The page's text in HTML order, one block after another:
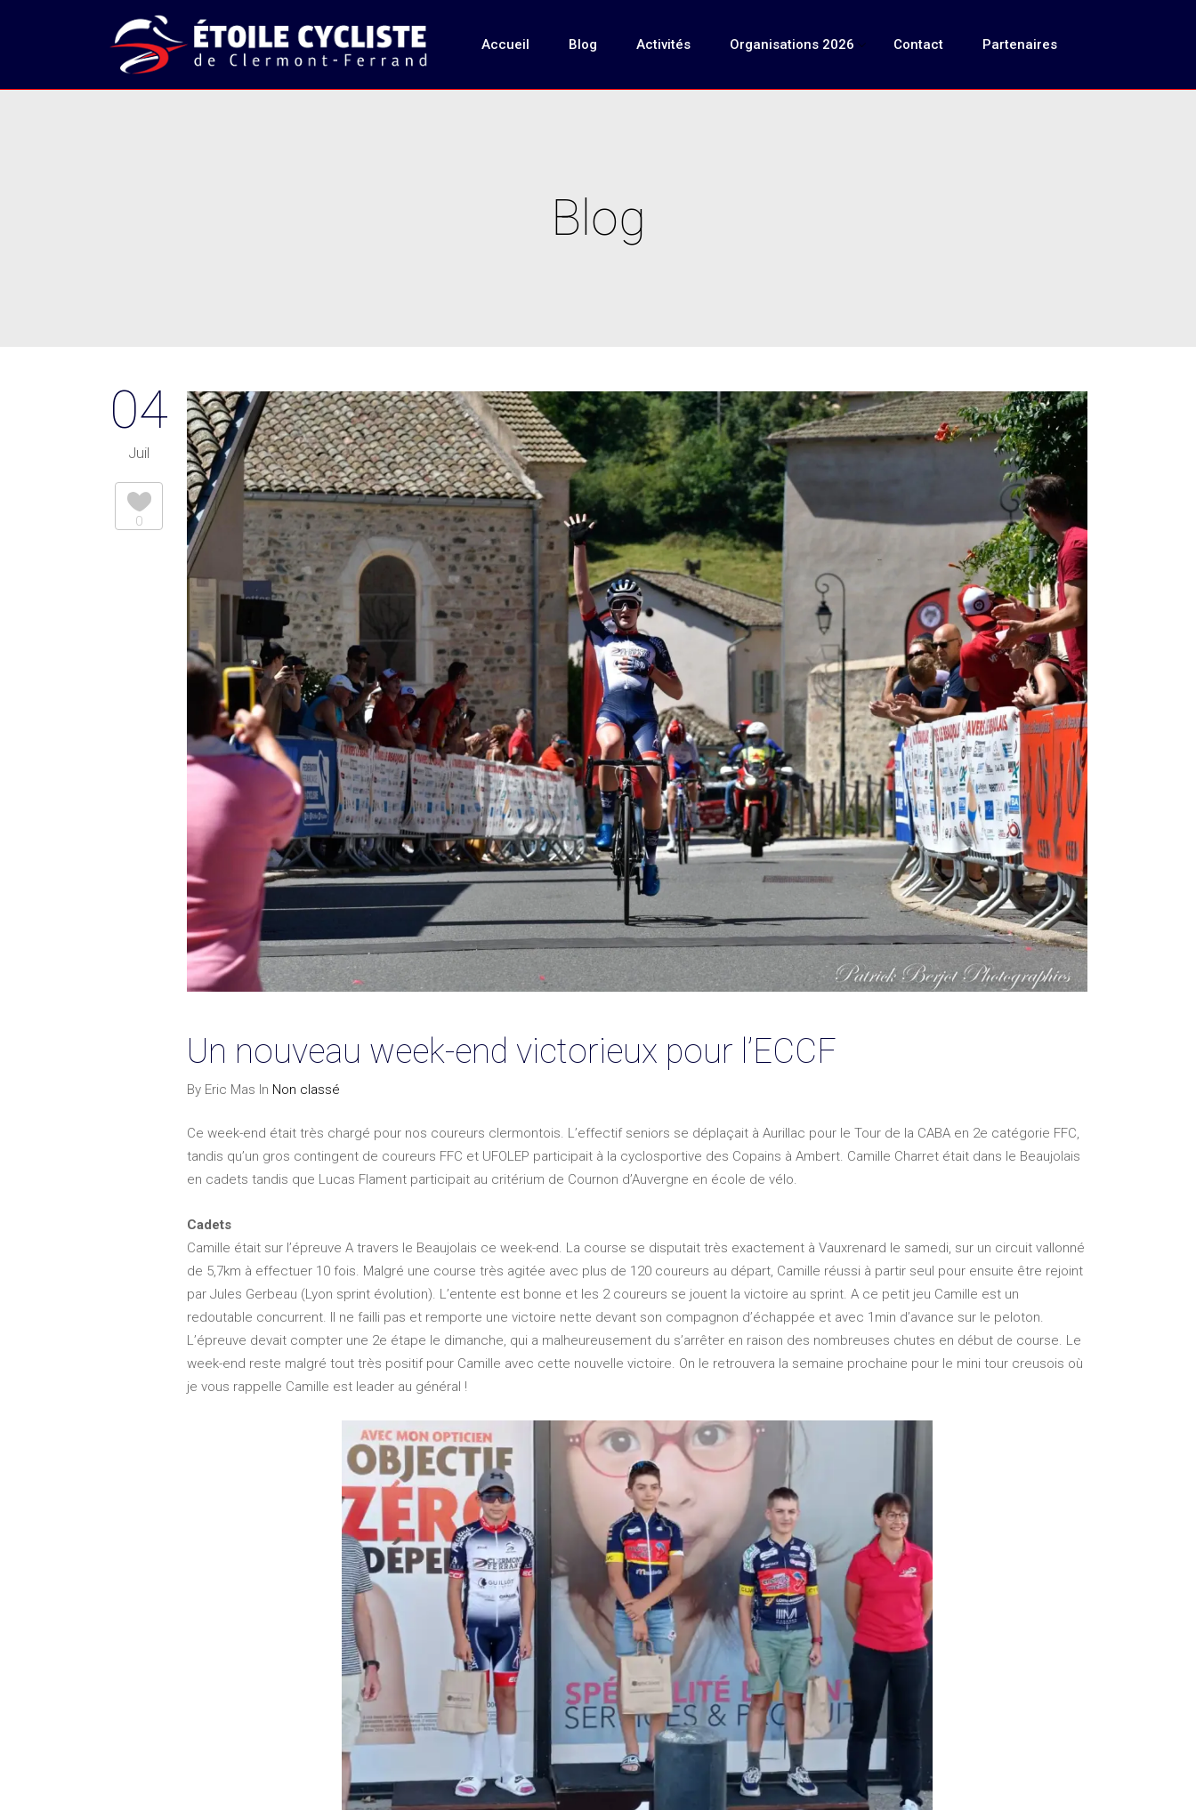
Accueil Blog Activités Organisations 2026 Contact Partenaires
Blog
04
Juil
0
Un nouveau week-end victorieux pour l’ECCF
By Eric Mas In Non classé
Ce week-end était très chargé pour nos coureurs clermontois. L’effectif seniors se déplaçait à Aurillac pour le Tour de la CABA en 2e catégorie FFC,
tandis qu’un gros contingent de coureurs FFC et UFOLEP participait à la cyclosportive des Copains à Ambert. Camille Charret était dans le Beaujolais
en cadets tandis que Lucas Flament participait au critérium de Cournon d’Auvergne en école de vélo.
Cadets
Camille était sur l’épreuve A travers le Beaujolais ce week-end. La course se disputait très exactement à Vauxrenard le samedi, sur un circuit vallonné
de 5,7km à effectuer 10 fois. Malgré une course très agitée avec plus de 120 coureurs au départ, Camille réussi à partir seul pour ensuite être rejoint
par Jules Gerbeau (Lyon sprint évolution). L’entente est bonne et les 2 coureurs se jouent la victoire au sprint. A ce petit jeu Camille est un
redoutable concurrent. Il ne failli pas et remporte une victoire nette devant son compagnon d’échappée et avec 1min d’avance sur le peloton.
L’épreuve devait compter une 2e étape le dimanche, qui a malheureusement du s’arrêter en raison des nombreuses chutes en début de course. Le
week-end reste malgré tout très positif pour Camille avec cette nouvelle victoire. On le retrouvera la semaine prochaine pour le mini tour creusois où
je vous rappelle Camille est leader au général !